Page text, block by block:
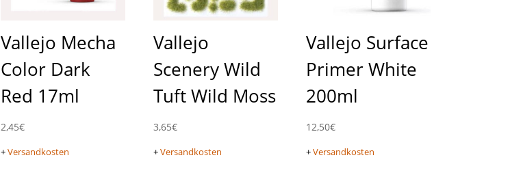
Vallejo Mecha
Color Dark
Red 17ml
2,45€
+Versandkosten
Vallejo
Scenery Wild
Tuft Wild Moss
3,65€
+Versandkosten
Vallejo Surface
Primer White
200ml
12,50€
+Versandkosten